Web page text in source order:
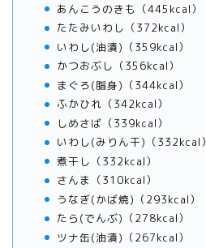
あんこうのきも（445kcal）
たたみいわし（372kcal）
いわし(油漬)（359kcal）
かつおぶし（356kcal）
まぐろ(脂身)（344kcal）
ふかひれ（342kcal）
しめさば（339kcal）
いわし(みりん干)（332kcal）
煮干し（332kcal）
さんま（310kcal）
うなぎ(かば焼)（293kcal）
たら(でんぶ)（278kcal）
ツナ缶(油漬)（267kcal）